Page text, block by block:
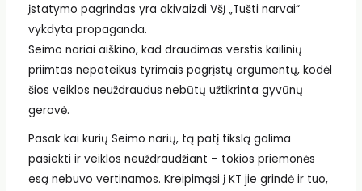
įstatymo pagrindas yra akivaizdi VšĮ „Tušti narvai“
vykdyta propaganda.
Seimo nariai aiškino, kad draudimas verstis kailinių
priimtas nepateikus tyrimais pagrįstų argumentų, kodėl
šios veiklos neuždraudus nebūtų užtikrinta gyvūnų
gerovė.
Pasak kai kurių Seimo narių, tą patį tikslą galima
pasiekti ir veiklos neuždraudžiant – tokios priemonės
esą nebuvo vertinamos. Kreipimąsi į KT jie grindė ir tuo,